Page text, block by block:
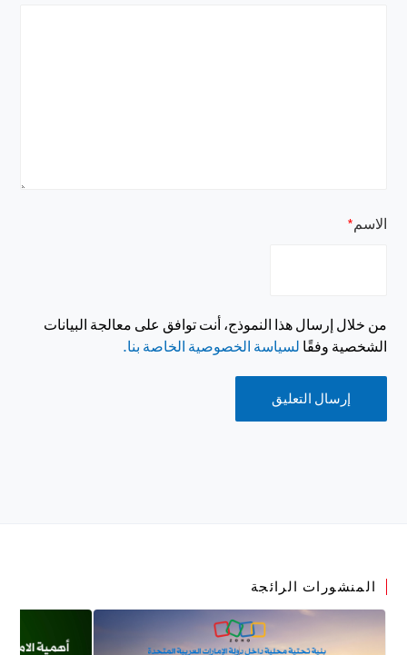
الاسم*
من خلال إرسال هذا النموذج، أنت توافق على معالجة البيانات
الشخصية وفقًا لسياسة الخصوصية الخاصة بنا.
المنشورات الرائجة